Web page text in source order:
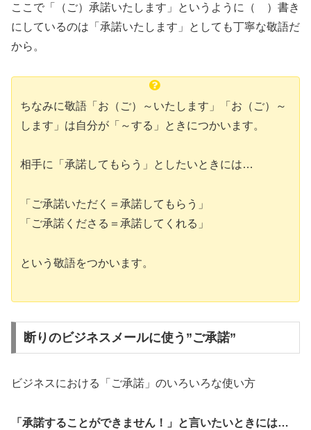
ここで「（ご）承諾いたします」というように（ ）書き
にしているのは「承諾いたします」としても丁寧な敬語だ
から。
ちなみに敬語「お（ご）～いたします」「お（ご）～
します」は自分が「～する」ときにつかいます。
相手に「承諾してもらう」としたいときには…
「ご承諾いただく＝承諾してもらう」
「ご承諾くださる＝承諾してくれる」
という敬語をつかいます。
断りのビジネスメールに使う”ご承諾”
ビジネスにおける「ご承諾」のいろいろな使い方
「承諾することができません！」と言いたいときには…